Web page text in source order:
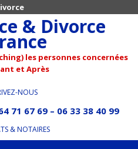
& Divorce
les personnes concernées
et Après
NOUS
71 67 69 – 06 33 38 40 99
& NOTAIRES